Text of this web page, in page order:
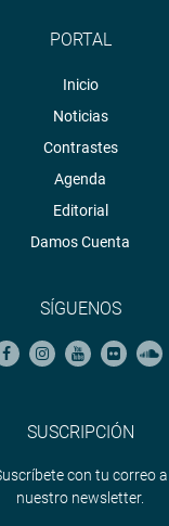
PORTAL
Inicio
Noticias
Contrastes
Agenda
Editorial
Damos Cuenta
SÍGUENOS
SUSCRIPCIÓN
con tu correo a
nuestro newsletter.